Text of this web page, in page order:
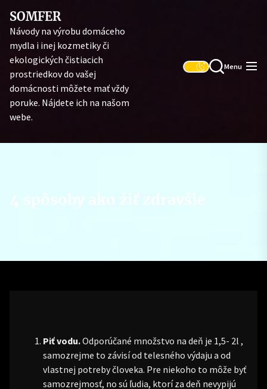
the
content
SOMFER
Návody na výrobu domáceho
mydla i inej kozmetiky či
ekologických čistiacich
prostriedkov do vašej
domácnosti môžete mať vždy
poruke. Nájdete ich na našom
webe.
Menu
4 spôsoby ako žiť zdravšie
Piť vodu.Odporúčané množstvo na deň je 1,5- 2l ,
samozrejme to závisí od telesného výdaju a od
vlastnej potreby človeka. Pre niekoho to môže byť
samozrejmosť, no sú ľudia, ktorí za deň nevypijú